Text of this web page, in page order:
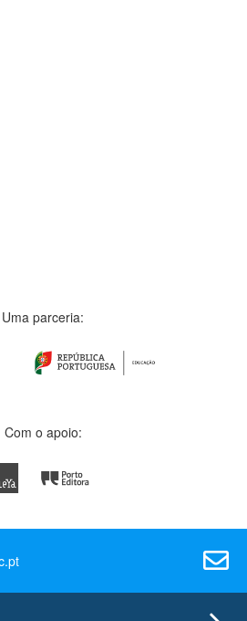
Uma parceria:
Com o apoio: